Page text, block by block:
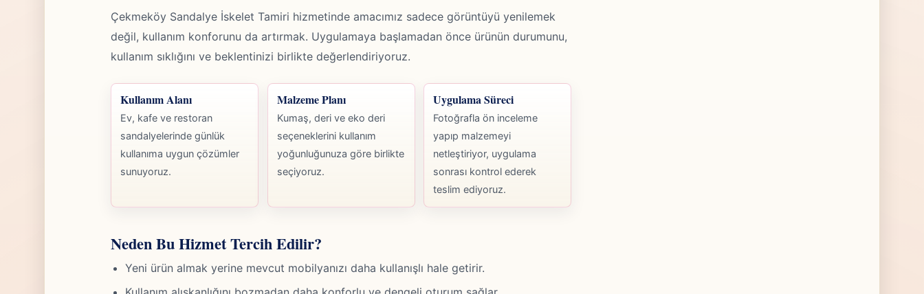
Çekmeköy Sandalye İskelet Tamiri hizmetinde amacımız sadece görüntüyü yenilemek
değil, kullanım konforunu da artırmak. Uygulamaya başlamadan önce ürünün durumunu,
kullanım sıklığını ve beklentinizi birlikte değerlendiriyoruz.
Kullanım Alanı
Ev, kafe ve restoran
sandalyelerinde günlük
kullanıma uygun çözümler
sunuyoruz.
Malzeme Planı
Kumaş, deri ve eko deri
seçeneklerini kullanım
yoğunluğunuza göre birlikte
seçiyoruz.
Uygulama Süreci
Fotoğrafla ön inceleme
yapıp malzemeyi
netleştiriyor, uygulama
sonrası kontrol ederek
teslim ediyoruz.
Neden Bu Hizmet Tercih Edilir?
Yeni ürün almak yerine mevcut mobilyanızı daha kullanışlı hale getirir.